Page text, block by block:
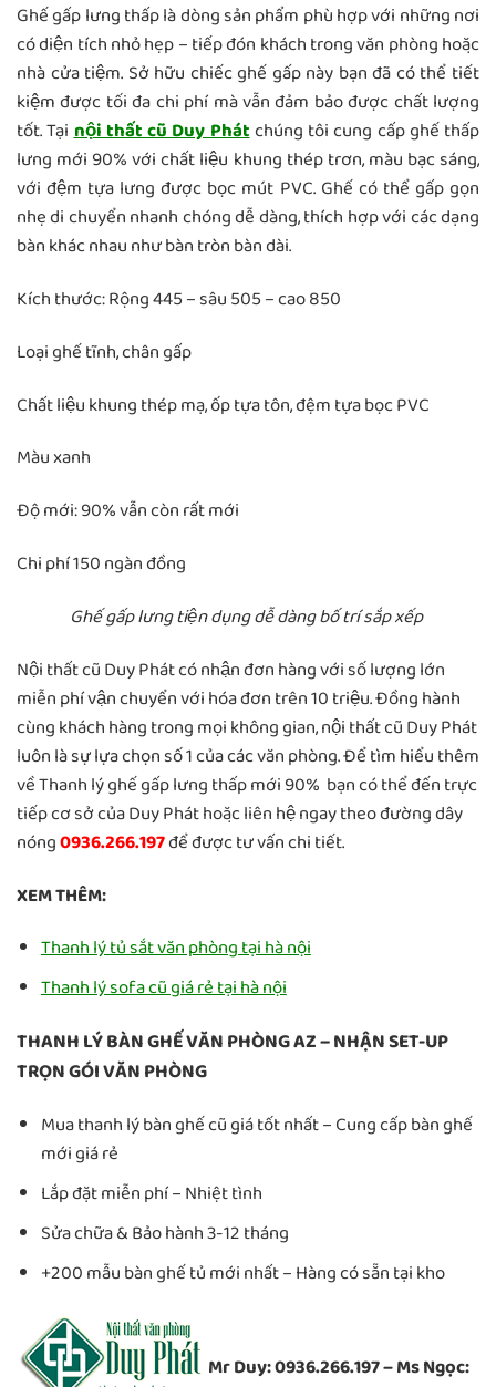
Ghế gấp lưng thấp là dòng sản phẩm phù hợp với những nơi
có diện tích nhỏ hẹp – tiếp đón khách trong văn phòng hoặc
nhà cửa tiệm. Sở hữu chiếc ghế gấp này bạn đã có thể tiết
kiệm được tối đa chi phí mà vẫn đảm bảo được chất lượng
tốt. Tạinội thất cũ Duy Phátchúng tôi cung cấp ghế thấp
lưng mới 90% với chất liệu khung thép trơn, màu bạc sáng,
với đệm tựa lưng được bọc mút PVC. Ghế có thể gấp gọn
nhẹ di chuyển nhanh chóng dễ dàng, thích hợp với các dạng
bàn khác nhau như bàn tròn bàn dài.
Kích thước: Rộng 445 – sâu 505 – cao 850
Loại ghế tĩnh, chân gấp
Chất liệu khung thép mạ, ốp tựa tôn, đệm tựa bọc PVC
Màu xanh
Độ mới: 90% vẫn còn rất mới
Chi phí 150 ngàn đồng
Ghế gấp lưng tiện dụng dễ dàng bố trí sắp xếp
Nội thất cũ Duy Phát có nhận đơn hàng với số lượng lớn
miễn phí vận chuyển với hóa đơn trên 10 triệu. Đồng hành
cùng khách hàng trong mọi không gian, nội thất cũ Duy Phát
luôn là sự lựa chọn số 1 của các văn phòng. Để tìm hiểu thêm
về Thanh lý ghế gấp lưng thấp mới 90% bạn có thể đến trực
tiếp cơ sở của Duy Phát hoặc liên hệ ngay theo đường dây
nóng0936.266.197để được tư vấn chi tiết.
XEM THÊM:
Thanh lý tủ sắt văn phòng tại hà nội
Thanh lý sofa cũ giá rẻ tại hà nội
THANH LÝ BÀN GHẾ VĂN PHÒNG AZ – NHẬN SET-UP
TRỌN GÓI VĂN PHÒNG
Mua thanh lý bàn ghế cũ giá tốt nhất – Cung cấp bàn ghế
mới giá rẻ
Lắp đặt miễn phí – Nhiệt tình
Sửa chữa & Bảo hành 3-12 tháng
+200 mẫu bàn ghế tủ mới nhất – Hàng có sẵn tại kho
Mr Duy: 0936.266.197 – Ms Ngọc: